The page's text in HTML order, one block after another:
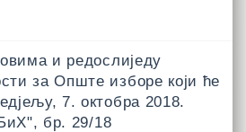
и редослиједу
за Опште изборе који ће
7. октобра 2018.
бр. 29/18